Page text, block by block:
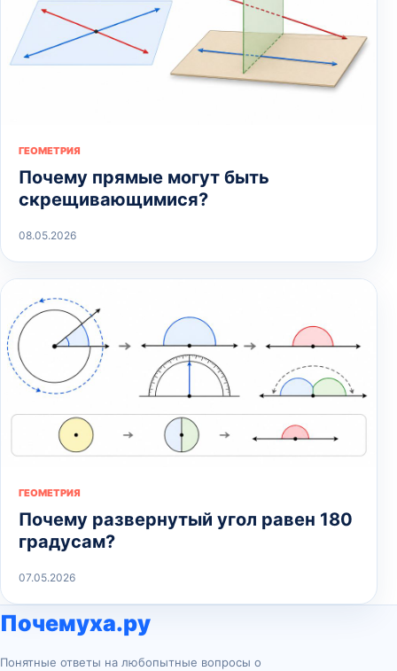
ГЕОМЕТРИЯ
Почему прямые могут быть
скрещивающимися?
08.05.2026
ГЕОМЕТРИЯ
Почему развернутый угол равен 180
градусам?
07.05.2026
Почемуха.ру
Понятные ответы на любопытные вопросы о